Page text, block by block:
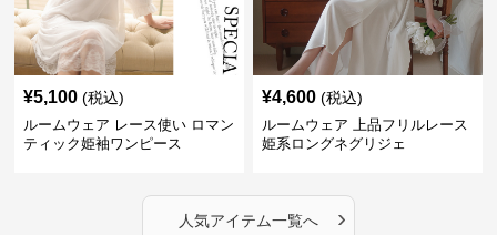
¥5,100 (税込)
ルームウェア レース使い ロマン
ティック姫袖ワンピース
¥4,600 (税込)
ルームウェア 上品フリルレース
姫系ロングネグリジェ
人気アイテム一覧へ ›